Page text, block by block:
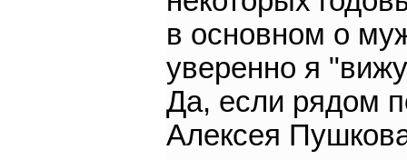
в основном о
уверенно я
Да, если рядом
Алексея